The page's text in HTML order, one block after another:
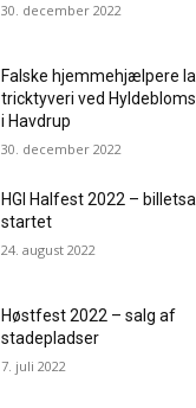
30. december 2022
Falske hjemmehjælpere
tricktyveri ved
i Havdrup
30. december 2022
HGI Halfest 2022 –
startet
24. august 2022
Høstfest 2022 – salg af
stadepladser
7. juli 2022